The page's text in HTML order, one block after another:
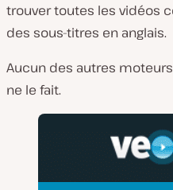
trouver toutes les vidéos
des sous-titres en anglais.
Aucun des autres
ne le fait.